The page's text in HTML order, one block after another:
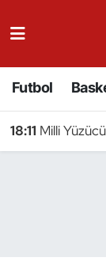
Futbol
18:11 Milli